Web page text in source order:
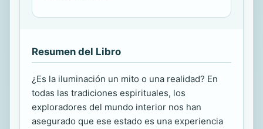
Resumen del Libro
¿Es la iluminación un mito o una realidad? En
todas las tradiciones espirituales, los
exploradores del mundo interior nos han
asegurado que ese estado es una experiencia